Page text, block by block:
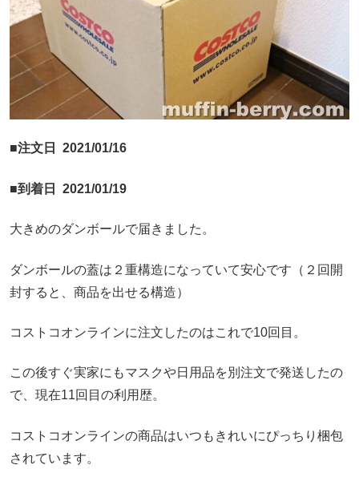
■注文日 2021/01/16
■到着日 2021/01/19
大きめのダンボールで届きました。
ダンボールの蓋は２重構造になっていて安心です（２回開
封すると、商品を出せる構造）
コストコオンラインに注文したのはこれで10回目。
この後すぐ実家にもマスクや日用品を別注文で発送したの
で、現在11回目の利用歴。
コストコオンラインの商品はいつもきれいにぴっちり梱包
されています。